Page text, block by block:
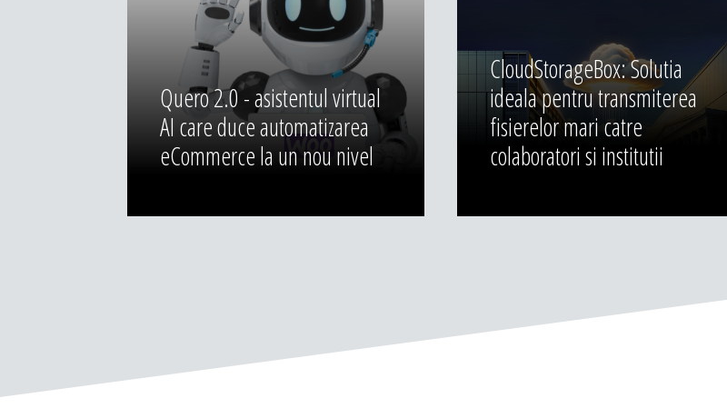
Quero 2.0 - asistentul virtual
AI care duce automatizarea
eCommerce la un nou nivel
CloudStorageBox: Solutia
ideala pentru transmiterea
fisierelor mari catre
colaboratori si institutii